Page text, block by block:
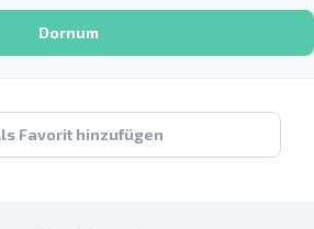
Dornum
Favorit hinzufügen